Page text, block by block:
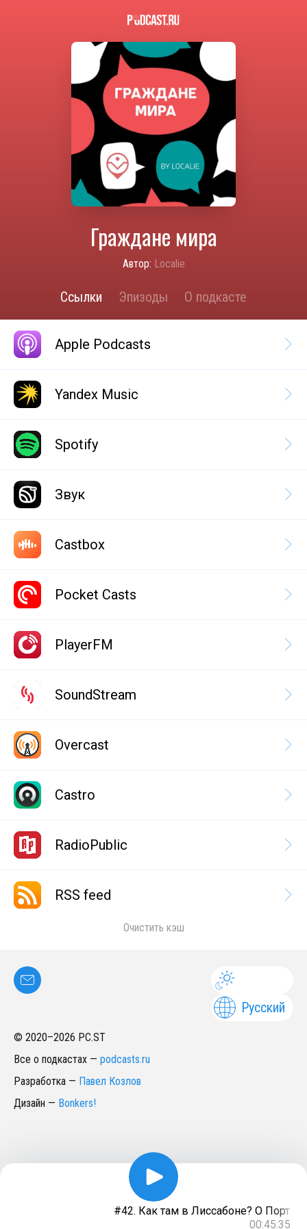
Граждане мира
Автор: Localie
Ссылки Эпизоды О подкасте
Apple Podcasts
Yandex Music
Spotify
Звук
Castbox
Pocket Casts
PlayerFM
SoundStream
Overcast
Castro
RadioPublic
RSS feed
Очистить кэш
Русский
© 2020–2026 PC.ST
Все о подкастах — podcasts.ru
Разработка — Павел Козлов
Дизайн — Bonkers!
#42. Как там в Лиссабоне? О
00:45:35